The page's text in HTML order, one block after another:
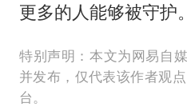
更多的人能够被守护。
特别声明：本文为网易自
并发布，仅代表该作者观
台。